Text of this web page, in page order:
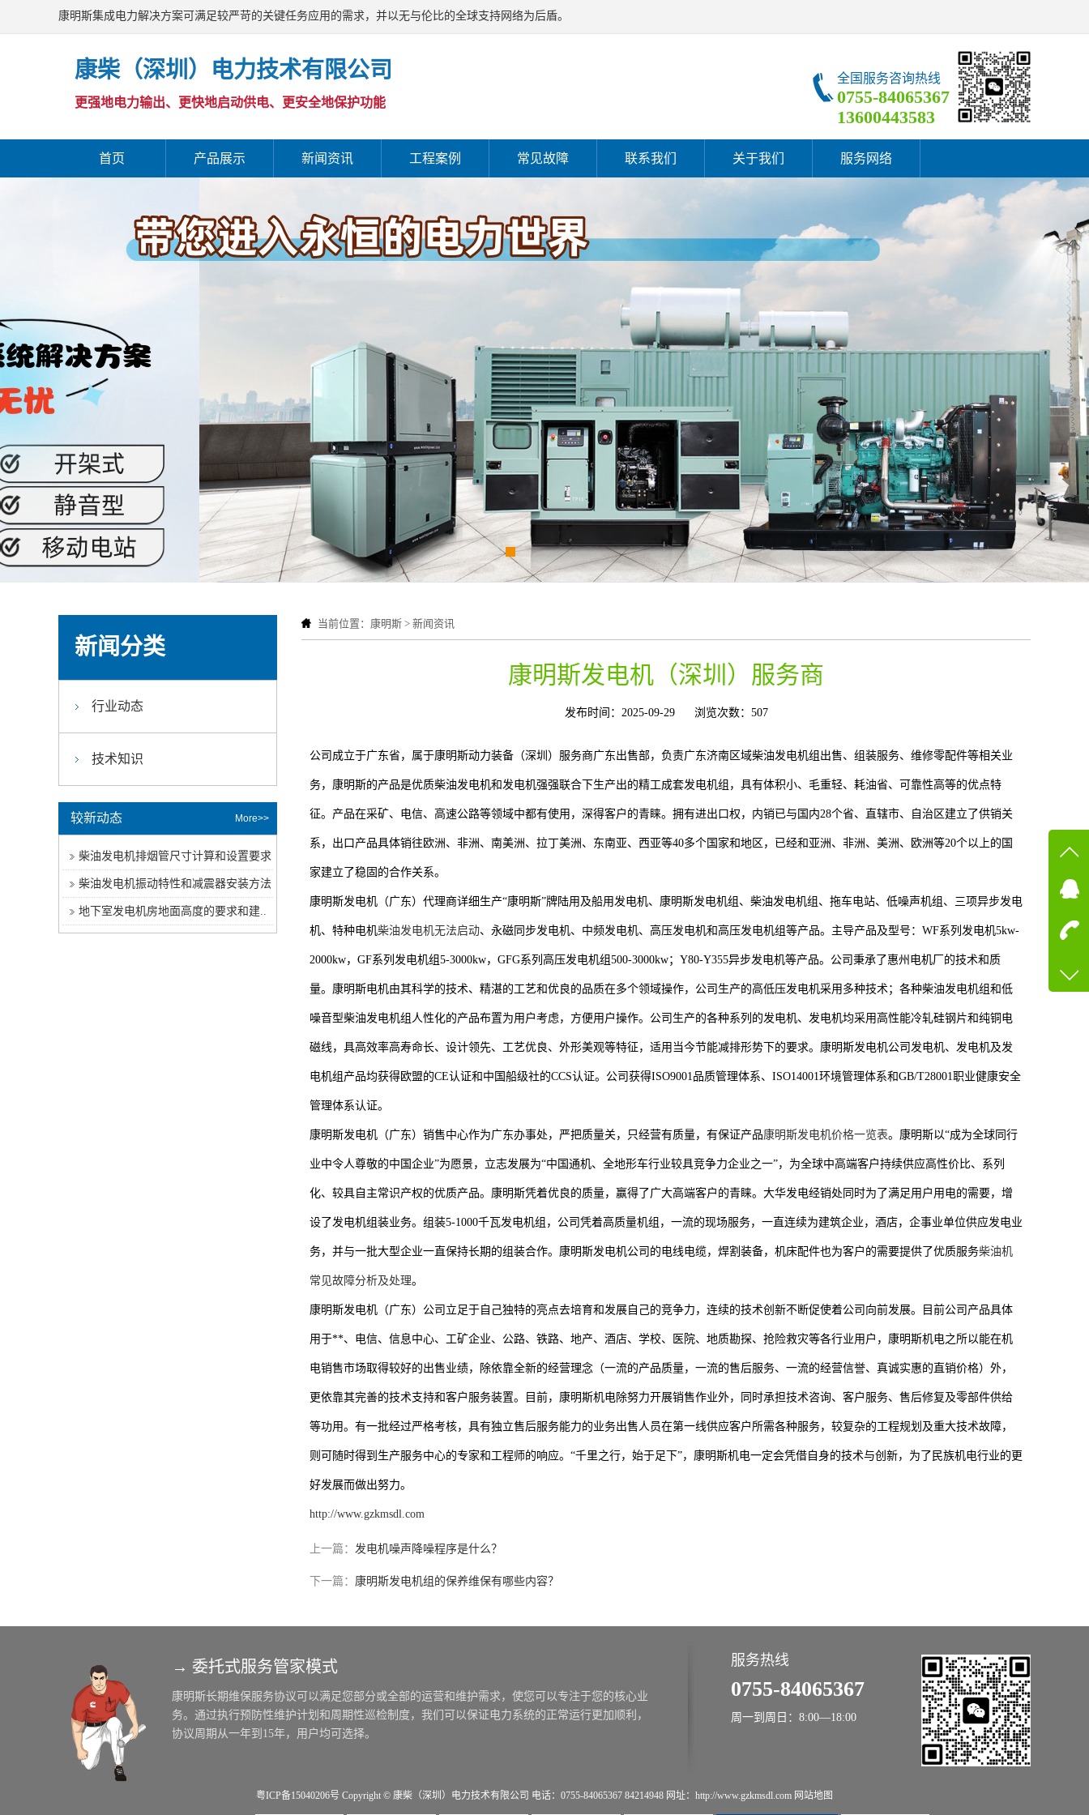
康明斯集成电力解决方案可满足较严苛的关键任务应用的需求，并以无与伦比的全球支持网络为后盾。
康柴（深圳）电力技术有限公司
更强地电力输出、更快地启动供电、更安全地保护功能
全国服务咨询热线
0755-84065367
13600443583
首页 产品展示 新闻资讯 工程案例 常见故障 联系我们 关于我们 服务网络
当前位置： 康明斯 > 新闻资讯
康明斯发电机（深圳）服务商
发布时间：2025-09-29 浏览次数：507
公司成立于广东省，属于康明斯动力装备（深圳）服务商广东出售部，负责广东济南区域柴油发电机组出售、组装服务、维修零配件等相关业
务，康明斯的产品是优质柴油发电机和发电机强强联合下生产出的精工成套发电机组，具有体积小、毛重轻、耗油省、可靠性高等的优点特
征。产品在采矿、电信、高速公路等领域中都有使用，深得客户的青睐。拥有进出口权，内销已与国内28个省、直辖市、自治区建立了供销关
系，出口产品具体销往欧洲、非洲、南美洲、拉丁美洲、东南亚、西亚等40多个国家和地区，已经和亚洲、非洲、美洲、欧洲等20个以上的国
家建立了稳固的合作关系。
康明斯发电机（广东）代理商详细生产“康明斯”牌陆用及船用发电机、康明斯发电机组、柴油发电机组、拖车电站、低噪声机组、三项异步发电
机、特种电机柴油发电机无法启动、永磁同步发电机、中频发电机、高压发电机和高压发电机组等产品。主导产品及型号：WF系列发电机5kw-
2000kw，GF系列发电机组5-3000kw，GFG系列高压发电机组500-3000kw；Y80-Y355异步发电机等产品。公司秉承了惠州电机厂的技术和质
量。康明斯电机由其科学的技术、精湛的工艺和优良的品质在多个领域操作，公司生产的高低压发电机采用多种技术；各种柴油发电机组和低
噪音型柴油发电机组人性化的产品布置为用户考虑，方便用户操作。公司生产的各种系列的发电机、发电机均采用高性能冷轧硅钢片和纯铜电
磁线，具高效率高寿命长、设计领先、工艺优良、外形美观等特征，适用当今节能减排形势下的要求。康明斯发电机公司发电机、发电机及发
电机组产品均获得欧盟的CE认证和中国船级社的CCS认证。公司获得ISO9001品质管理体系、ISO14001环境管理体系和GB/T28001职业健康安全
管理体系认证。
康明斯发电机（广东）销售中心作为广东办事处，严把质量关，只经营有质量，有保证产品康明斯发电机价格一览表。康明斯以“成为全球同行
业中令人尊敬的中国企业”为愿景，立志发展为“中国通机、全地形车行业较具竞争力企业之一”，为全球中高端客户持续供应高性价比、系列
化、较具自主常识产权的优质产品。康明斯凭着优良的质量，赢得了广大高端客户的青睐。大华发电经销处同时为了满足用户用电的需要，增
设了发电机组装业务。组装5-1000千瓦发电机组，公司凭着高质量机组，一流的现场服务，一直连续为建筑企业，酒店，企事业单位供应发电业
务，并与一批大型企业一直保持长期的组装合作。康明斯发电机公司的电线电缆，焊割装备，机床配件也为客户的需要提供了优质服务柴油机
常见故障分析及处理。
康明斯发电机（广东）公司立足于自己独特的亮点去培育和发展自己的竞争力，连续的技术创新不断促使着公司向前发展。目前公司产品具体
用于**、电信、信息中心、工矿企业、公路、铁路、地产、酒店、学校、医院、地质勘探、抢险救灾等各行业用户，康明斯机电之所以能在机
电销售市场取得较好的出售业绩，除依靠全新的经营理念（一流的产品质量，一流的售后服务、一流的经营信誉、真诚实惠的直销价格）外，
更依靠其完善的技术支持和客户服务装置。目前，康明斯机电除努力开展销售作业外，同时承担技术咨询、客户服务、售后修复及零部件供给
等功用。有一批经过严格考核，具有独立售后服务能力的业务出售人员在第一线供应客户所需各种服务，较复杂的工程规划及重大技术故障，
则可随时得到生产服务中心的专家和工程师的响应。“千里之行，始于足下”，康明斯机电一定会凭借自身的技术与创新，为了民族机电行业的更
好发展而做出努力。
http://www.gzkmsdl.com
上一篇： 发电机噪声降噪程序是什么？
下一篇： 康明斯发电机组的保养维保有哪些内容？
新闻分类
行业动态
技术知识
较新动态 More>>
柴油发电机排烟管尺寸计算和设置要求
柴油发电机振动特性和减震器安装方法
地下室发电机房地面高度的要求和建..
→ 委托式服务管家模式 服务热线
0755-84065367
周一到周日：8:00—18:00
粤ICP备15040206号 Copyright © 康柴（深圳）电力技术有限公司 电话：0755-84065367 84214948 网址：http://www.gzkmsdl.com 网站地图